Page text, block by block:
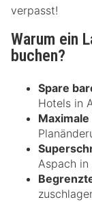
verpasst!
Warum ein
buchen?
Spare
Hotels in
Aspach